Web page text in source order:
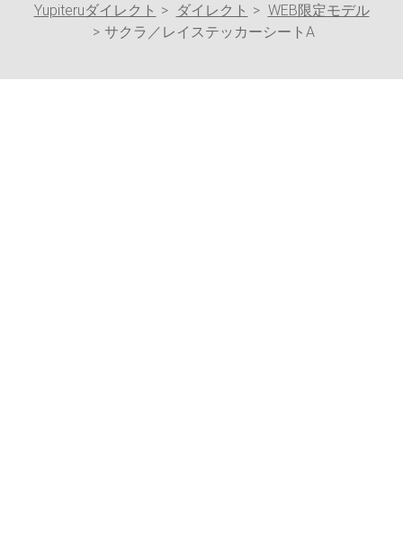
Yupiteruダイレクト ダイレクト
WEB限定モデル
サクラ／レイステッカーシートA